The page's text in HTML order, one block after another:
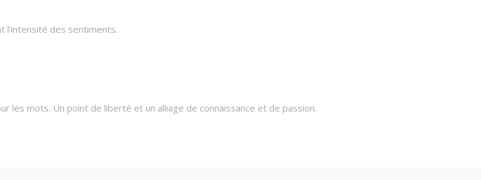
l’intensité des sentiments.
les mots. Un point de liberté et un alliage de connaissance et de passion.